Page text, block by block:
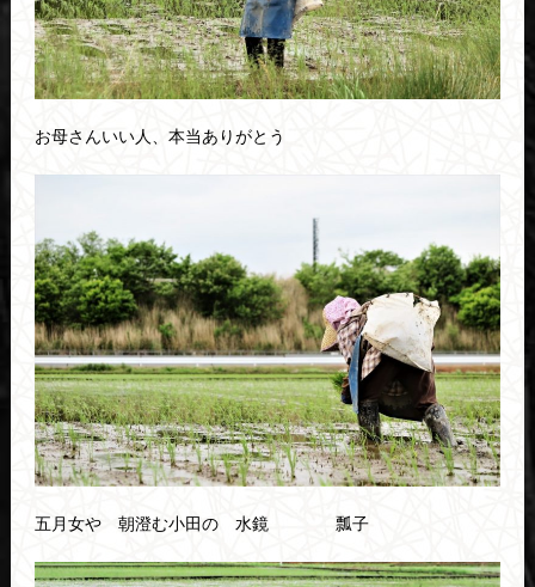
お母さんいい人、本当ありがとう
五月女や 朝澄む小田の 水鏡 瓢子